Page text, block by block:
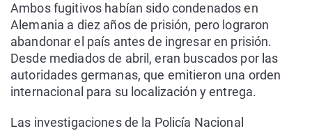
Ambos fugitivos habían sido condenados en
Alemania a diez años de prisión, pero lograron
abandonar el país antes de ingresar en prisión.
Desde mediados de abril, eran buscados por las
autoridades germanas, que emitieron una orden
internacional para su localización y entrega.
Las investigaciones de la Policía Nacional